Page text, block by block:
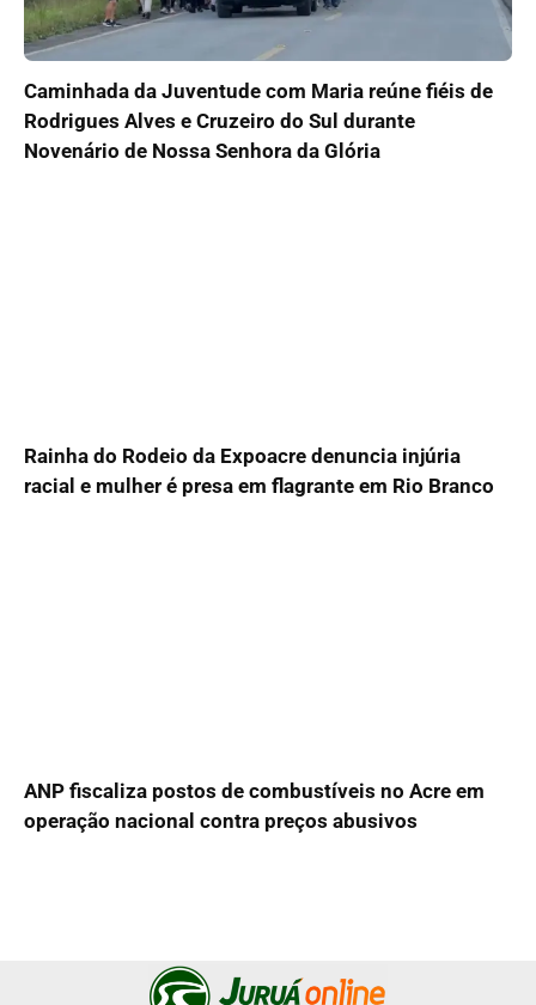
Caminhada da Juventude com Maria reúne fiéis de
Rodrigues Alves e Cruzeiro do Sul durante
Novenário de Nossa Senhora da Glória
Rainha do Rodeio da Expoacre denuncia injúria
racial e mulher é presa em flagrante em Rio Branco
ANP fiscaliza postos de combustíveis no Acre em
operação nacional contra preços abusivos